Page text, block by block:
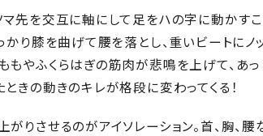
先を交互に軸にして足をハの字に動かす
かり膝を曲げて腰を落とし、重いビートに
やふくらはぎの筋肉が悲鳴を上げて、あ
きの動きのキレが格段に変わってくる！
りさせるのがアイソレーション。首、胸、